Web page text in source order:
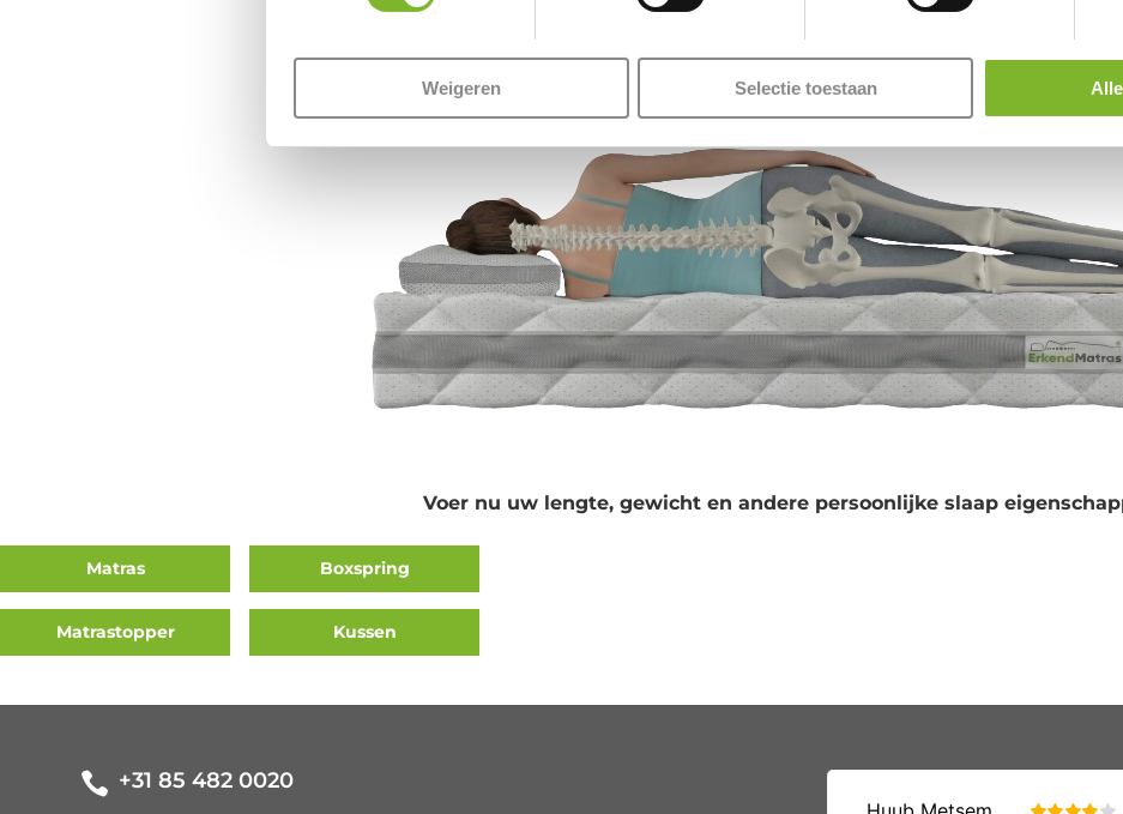
Weigeren Selectie toestaan
Voer nu uw lengte, gewicht en andere persoonlijke slaap
Matras Boxspring
Matrastopper Kussen
 +31 85 482 0020